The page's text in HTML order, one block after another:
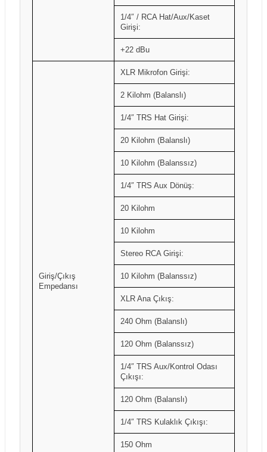
1/4″ / RCA Hat/Aux/Kaset
Girişi:
+22 dBu
Giriş/Çıkış
Empedansı
XLR Mikrofon Girişi:
2 Kilohm (Balanslı)
1/4″ TRS Hat Girişi:
20 Kilohm (Balanslı)
10 Kilohm (Balanssız)
1/4″ TRS Aux Dönüş:
20 Kilohm
10 Kilohm
Stereo RCA Girişi:
10 Kilohm (Balanssız)
XLR Ana Çıkış:
240 Ohm (Balanslı)
120 Ohm (Balanssız)
1/4″ TRS Aux/Kontrol Odası
Çıkışı:
120 Ohm (Balanslı)
1/4″ TRS Kulaklık Çıkışı:
150 Ohm